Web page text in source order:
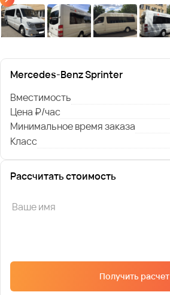
Mercedes-Benz Sprinter
Вместимость
Цена ₽/час
Минимальное время заказа
Класс
Рассчитать стоимость
Получить расчет